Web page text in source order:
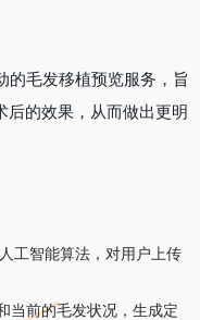
的毛发移植预览服务，旨
后的效果，从而做出更明
工智能算法，对用户上传
当前的毛发状况，生成定